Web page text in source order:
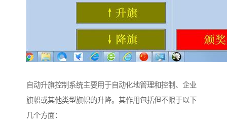
自动升旗控制系统主要用于自动化地管理和控制、企业
旗帜或其他类型旗帜的升降。其作用包括但不限于以下
几个方面：